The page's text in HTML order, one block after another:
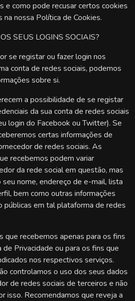
e como pode recusar certos cookies
nossa Política de Cookies.
SEUS LOGINS SOCIAIS?
se registar ou fazer login nos
conta de redes sociais, podemos
sobre si.
a possibilidade de se registar
da sua conta de redes sociais
login do Facebook ou Twitter). Se
certas informações de
de redes sociais. As
recebemos podem variar
da rede social em questão, mas
nome, endereço de e-mail, lista
bem como outras informações
públicas em tal plataforma de redes
que recebemos apenas para os fins
Privacidade ou para os fins que
nos respectivos serviços.
controlamos o uso dos seus dados
de redes sociais de terceiros e não
isso. Recomendamos que reveja a